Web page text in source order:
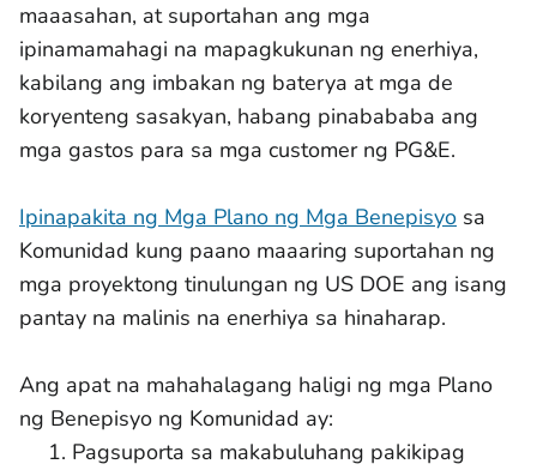
maaasahan, at suportahan ang mga
ipinamamahagi na mapagkukunan ng enerhiya,
kabilang ang imbakan ng baterya at mga de
koryenteng sasakyan, habang pinabababa ang
mga gastos para sa mga customer ng PG&E.
Ipinapakita ng Mga Plano ng Mga Benepisyo sa
Komunidad kung paano maaaring suportahan ng
mga proyektong tinulungan ng US DOE ang isang
pantay na malinis na enerhiya sa hinaharap.
Ang apat na mahahalagang haligi ng mga Plano
ng Benepisyo ng Komunidad ay:
Pagsuporta sa makabuluhang pakikipag